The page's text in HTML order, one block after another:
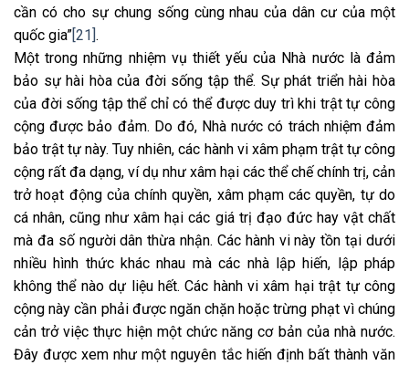
cần có cho sự chung sống cùng nhau của dân cư của một
quốc gia” [21] .
Một trong những nhiệm vụ thiết yếu của Nhà nước là đảm
bảo sự hài hòa của đời sống tập thể. Sự phát triển hài hòa
của đời sống tập thể chỉ có thể được duy trì khi trật tự công
cộng được bảo đảm. Do đó, Nhà nước có trách nhiệm đảm
bảo trật tự này. Tuy nhiên, các hành vi xâm phạm trật tự công
cộng rất đa dạng, ví dụ như xâm hại các thể chế chính trị, cản
trở hoạt động của chính quyền, xâm phạm các quyền, tự do
cá nhân, cũng như xâm hại các giá trị đạo đức hay vật chất
mà đa số người dân thừa nhận. Các hành vi này tồn tại dưới
nhiều hình thức khác nhau mà các nhà lập hiến, lập pháp
không thể nào dự liệu hết. Các hành vi xâm hại trật tự công
cộng này cần phải được ngăn chặn hoặc trừng phạt vì chúng
cản trở việc thực hiện một chức năng cơ bản của nhà nước.
Đây được xem như một nguyên tắc hiến định bất thành văn